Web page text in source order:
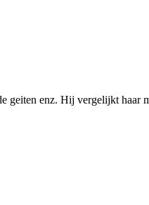
enz. Hij vergelijkt haar